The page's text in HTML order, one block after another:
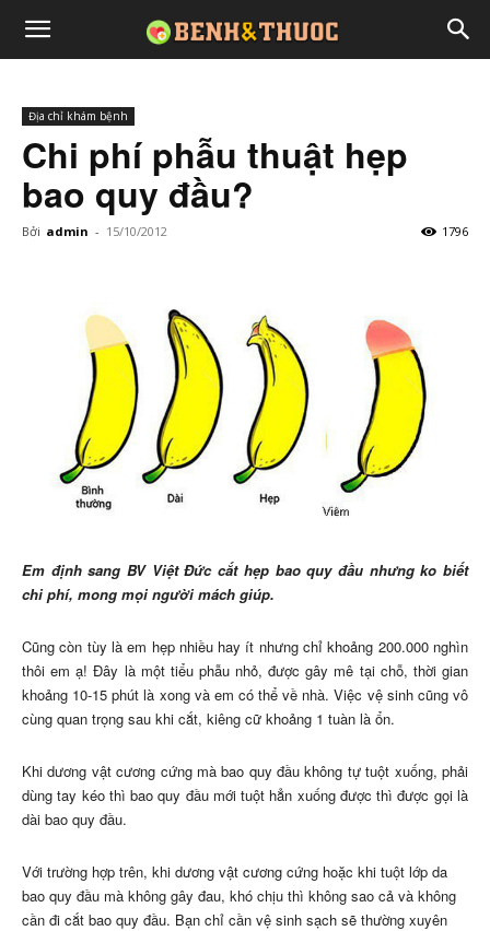
Địa chỉ khám bệnh
Chi phí phẫu thuật hẹp
bao quy đầu?
Bởi admin - 15/10/2012 1796
Em định sang BV Việt Đức cắt hẹp bao quy đầu nhưng ko biết
chi phí, mong mọi người mách giúp.
Cũng còn tùy là em hẹp nhiều hay ít nhưng chỉ khoảng 200.000 nghìn
thôi em ạ! Đây là một tiểu phẫu nhỏ, được gây mê tại chỗ, thời gian
khoảng 10-15 phút là xong và em có thể về nhà. Việc vệ sinh cũng vô
cùng quan trọng sau khi cắt, kiêng cữ khoảng 1 tuàn là ổn.
Khi dương vật cương cứng mà bao quy đầu không tự tuột xuống, phải
dùng tay kéo thì bao quy đầu mới tuột hẳn xuống được thì được gọi là
dài bao quy đầu.
Với trường hợp trên, khi dương vật cương cứng hoặc khi tuột lớp da
bao quy đầu mà không gây đau, khó chịu thì không sao cả và không
cần đi cắt bao quy đầu. Bạn chỉ cần vệ sinh sạch sẽ thường xuyên